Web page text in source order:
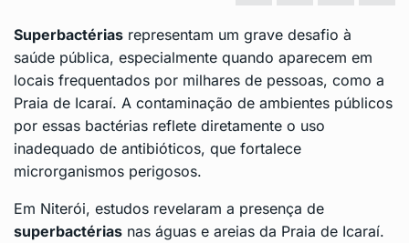
Superbactérias representam um grave desafio à
saúde pública, especialmente quando aparecem em
locais frequentados por milhares de pessoas, como a
Praia de Icaraí. A contaminação de ambientes públicos
por essas bactérias reflete diretamente o uso
inadequado de antibióticos, que fortalece
microrganismos perigosos.
Em Niterói, estudos revelaram a presença de
superbactérias nas águas e areias da Praia de Icaraí.